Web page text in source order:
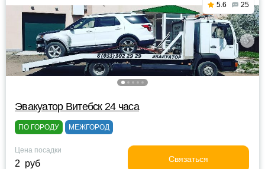
5.6 25
Эвакуатор Витебск 24 часа
ПО ГОРОДУ МЕЖГОРОД
Цена посадки
2 руб Связаться